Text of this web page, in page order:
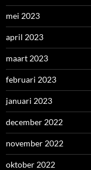
mei 2023
april 2023
maart 2023
februari 2023
januari 2023
december 2022
november 2022
oktober 2022